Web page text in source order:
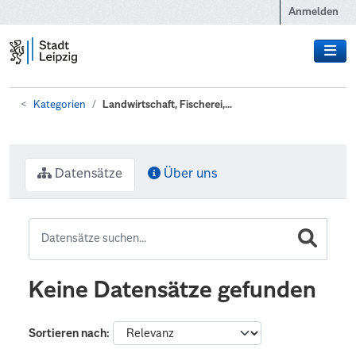
Anmelden
Kategorien Landwirtschaft, Fischerei,...
Datensätze Über uns
Keine Datensätze gefunden
Sortieren nach